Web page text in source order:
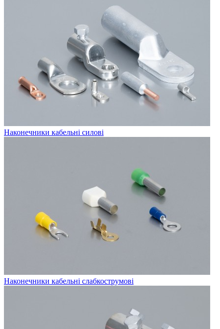
Наконечники кабельні силові
Наконечники кабельні слабкострумові